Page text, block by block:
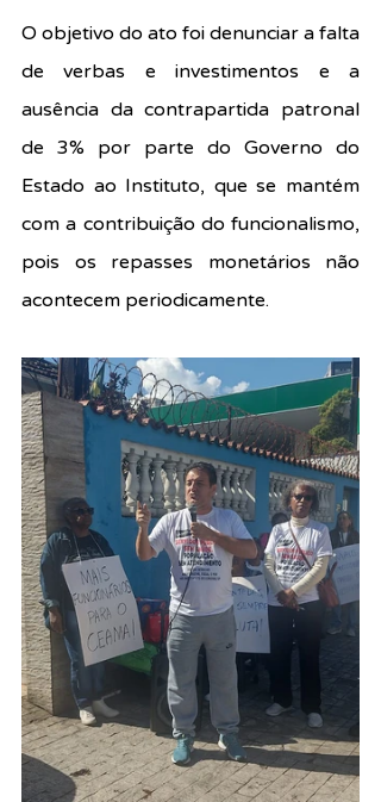
O objetivo do ato foi denunciar a falta
de verbas e investimentos e a
ausência da contrapartida patronal
de 3% por parte do Governo do
Estado ao Instituto, que se mantém
com a contribuição do funcionalismo,
pois os repasses monetários não
acontecem periodicamente.